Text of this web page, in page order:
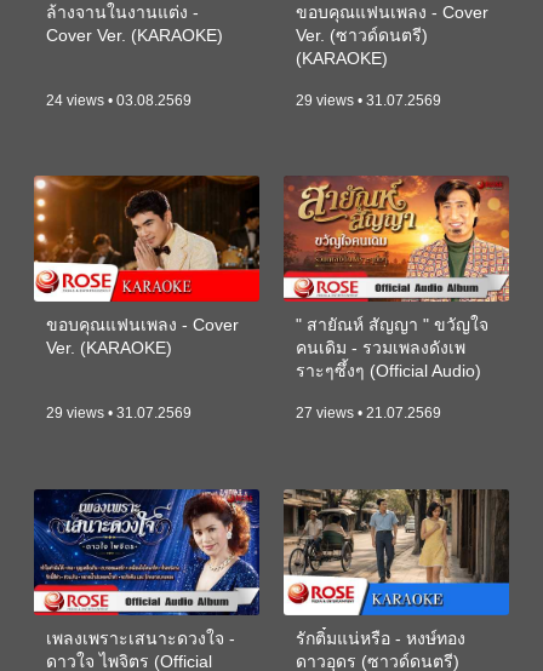
ล้างจานในงานแต่ง -
Cover Ver. (KARAOKE)
24 views • 03.08.2569
ขอบคุณแฟนเพลง - Cover
Ver. (ซาวด์ดนตรี)
(KARAOKE)
29 views • 31.07.2569
ขอบคุณแฟนเพลง - Cover
Ver. (KARAOKE)
29 views • 31.07.2569
" สายัณห์ สัญญา " ขวัญใจ
คนเดิม - รวมเพลงดังเพ
ราะๆซึ้งๆ (Official Audio)
27 views • 21.07.2569
เพลงเพราะเสนาะดวงใจ -
ดาวใจ ไพจิตร (Official
รักติ๋มแน่หรือ - หงษ์ทอง
ดาวอุดร (ซาวด์ดนตรี)